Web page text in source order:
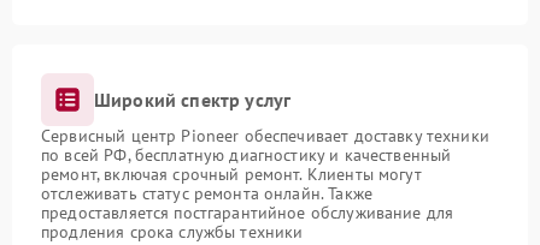
Широкий спектр услуг
Сервисный центр Pioneer обеспечивает доставку техники
по всей РФ, бесплатную диагностику и качественный
ремонт, включая срочный ремонт. Клиенты могут
отслеживать статус ремонта онлайн. Также
предоставляется постгарантийное обслуживание для
продления срока службы техники